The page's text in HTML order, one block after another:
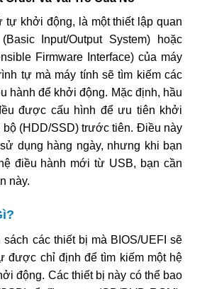
tự khởi động, là một thiết lập quan
Input/Output System) hoặc
Firmware Interface) của máy
tự mà máy tính sẽ tìm kiếm các
hành để khởi động. Mặc định, hầu
được cấu hình để ưu tiên khởi
(HDD/SSD) trước tiên. Điều này
dụng hàng ngày, nhưng khi bạn
điều hành mới từ USB, bạn cần
này.
sách các thiết bị mà BIOS/UEFI sẽ
được chỉ định để tìm kiếm một hệ
động. Các thiết bị này có thể bao